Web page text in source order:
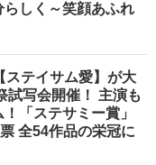
しく～笑顔あふれ
ステイサム愛】が大
試写会開催！ 主演も
「ステサミー賞」
全54作品の栄冠に